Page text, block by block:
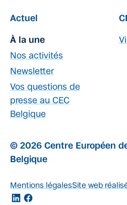
Actuel
À la une
Nos activités
Newsletter
Vos questions de
presse au CEC
Belgique
© 2026 Centre Européen
Belgique
Mentions légalesSite web